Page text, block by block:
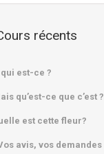
récents
qui est-ce ?
qu’est-ce que c’est ?
est cette fleur?
avis, vos demandes